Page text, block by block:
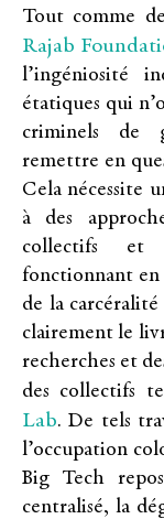
Tout comme
Rajab
l’ingéniosité
étatiques qui
criminels de
remettre en
Cela nécessite
à des
collectifs et
fonctionnant en
de la
clairement le
recherches et
des collectifs
Lab. De tels
l’occupation
Big Tech
centralisé, la